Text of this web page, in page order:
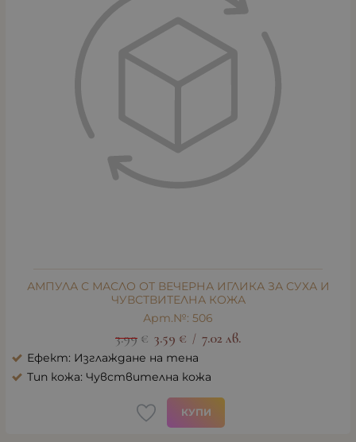
АМПУЛА С МАСЛО ОТ ВЕЧЕРНА ИГЛИКА ЗА СУХА И
ЧУВСТВИТЕЛНА КОЖА
Арт.№: 506
3.99 € 3.59 € / 7.02 лв.
Ефект: Изглаждане на тена
Тип кожа: Чувствителна кожа
КУПИ